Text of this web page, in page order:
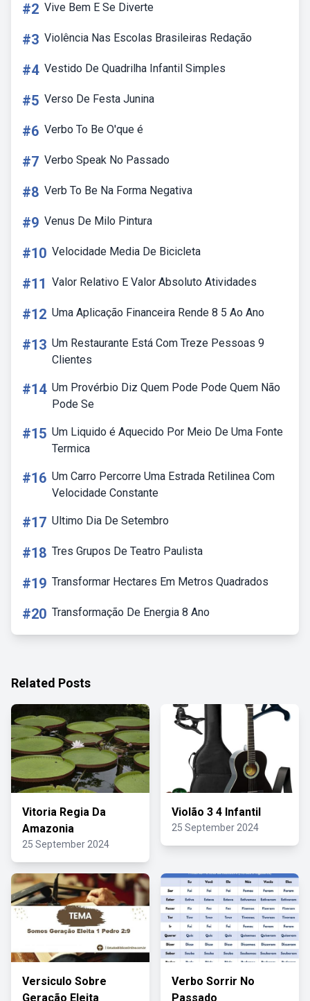
#2 Vive Bem E Se Diverte
#3 Violência Nas Escolas Brasileiras Redação
#4 Vestido De Quadrilha Infantil Simples
#5 Verso De Festa Junina
#6 Verbo To Be O'que é
#7 Verbo Speak No Passado
#8 Verb To Be Na Forma Negativa
#9 Venus De Milo Pintura
#10 Velocidade Media De Bicicleta
#11 Valor Relativo E Valor Absoluto Atividades
#12 Uma Aplicação Financeira Rende 8 5 Ao Ano
#13 Um Restaurante Está Com Treze Pessoas 9
Clientes
#14 Um Provérbio Diz Quem Pode Pode Quem Não
Pode Se
#15 Um Liquido é Aquecido Por Meio De Uma Fonte
Termica
#16 Um Carro Percorre Uma Estrada Retilinea Com
Velocidade Constante
#17 Ultimo Dia De Setembro
#18 Tres Grupos De Teatro Paulista
#19 Transformar Hectares Em Metros Quadrados
#20 Transformação De Energia 8 Ano
Related Posts
Vitoria Regia Da
Amazonia
25 September 2024
Violão 3 4 Infantil
25 September 2024
Versiculo Sobre
Geração Eleita
Verbo Sorrir No
Passado